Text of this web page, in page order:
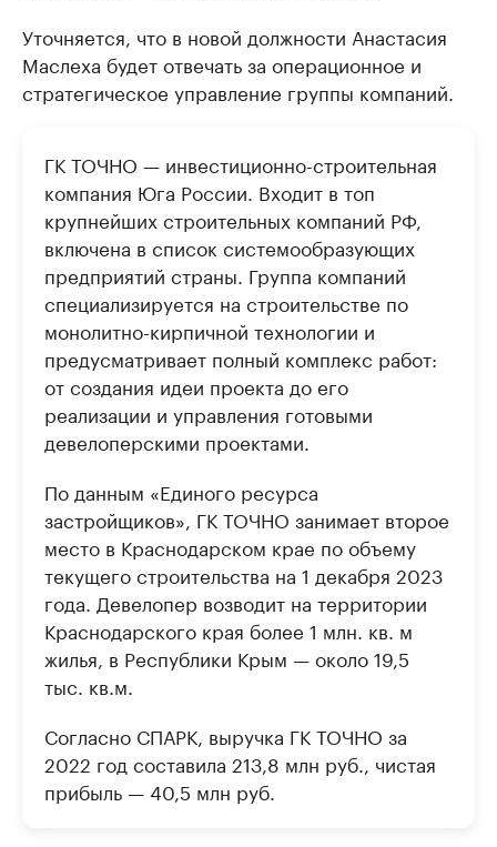
Уточняется, что в новой должности Анастасия
Маслеха будет отвечать за операционное и
стратегическое управление группы компаний.
ГК ТОЧНО — инвестиционно-строительная
компания Юга России. Входит в топ
крупнейших строительных компаний РФ,
включена в список системообразующих
предприятий страны. Группа компаний
специализируется на строительстве по
монолитно-кирпичной технологии и
предусматривает полный комплекс работ:
от создания идеи проекта до его
реализации и управления готовыми
девелоперскими проектами.
По данным «Единого ресурса
застройщиков», ГК ТОЧНО занимает второе
место в Краснодарском крае по объему
текущего строительства на 1 декабря 2023
года. Девелопер возводит на территории
Краснодарского края более 1 млн. кв. м
жилья, в Республики Крым — около 19,5
тыс. кв.м.
Согласно СПАРК, выручка ГК ТОЧНО за
2022 год составила 213,8 млн руб., чистая
прибыль — 40,5 млн руб.